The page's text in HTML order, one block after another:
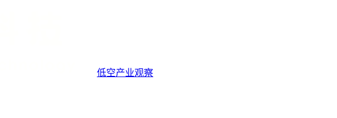
低空产业观察